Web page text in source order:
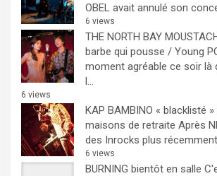
OBEL avait annulé son
6 views
THE NORTH BAY
barbe qui pousse / Young
moment agréable ce soir là
l...
6 views
KAP BAMBINO « blacklisté
maisons de retraite Après
des Inrocks plus
6 views
BURNING bientôt en salle